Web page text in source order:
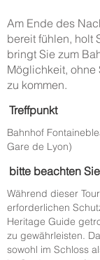
Am Ende des
bereit fühlen, holt
bringt Sie zum
Möglichkeit, ohne
zu kommen.
Treffpunkt
Bahnhof
Gare de Lyon)
bitte beachten Sie
Während dieser
erforderlichen
Heritage Guide
zu gewährleisten.
sowohl im Schloss